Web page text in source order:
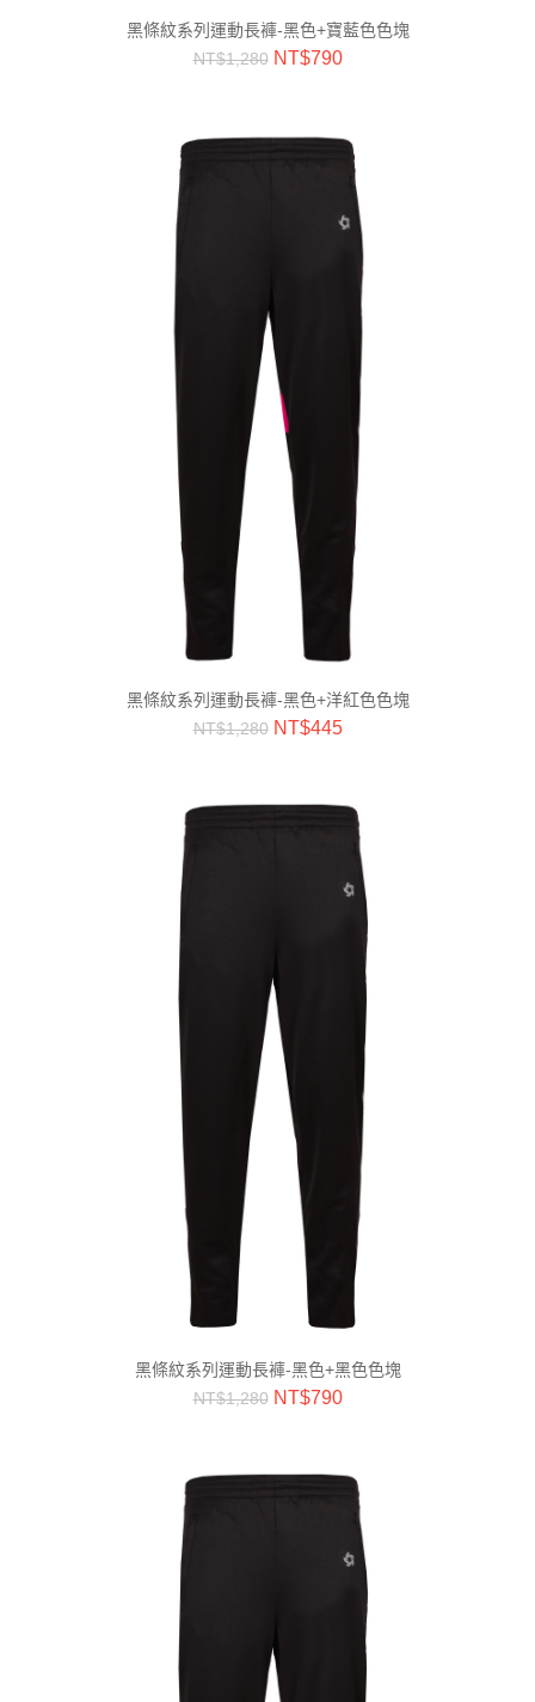
黑條紋系列運動長褲-黑色+寶藍色色塊
NT$1,280 NT$790
黑條紋系列運動長褲-黑色+洋紅色色塊
NT$1,280 NT$445
黑條紋系列運動長褲-黑色+黑色色塊
NT$1,280 NT$790